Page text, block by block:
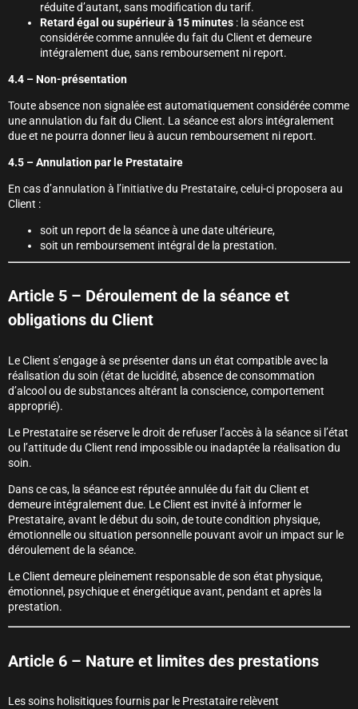
réduite d’autant, sans modification du tarif.
Retard égal ou supérieur à 15 minutes : la séance est
considérée comme annulée du fait du Client et demeure
intégralement due, sans remboursement ni report.
4.4 – Non-présentation
Toute absence non signalée est automatiquement considérée comme
une annulation du fait du Client. La séance est alors intégralement
due et ne pourra donner lieu à aucun remboursement ni report.
4.5 – Annulation par le Prestataire
En cas d’annulation à l’initiative du Prestataire, celui-ci proposera au
Client :
soit un report de la séance à une date ultérieure,
soit un remboursement intégral de la prestation.
Article 5 – Déroulement de la séance et
obligations du Client
Le Client s’engage à se présenter dans un état compatible avec la
réalisation du soin (état de lucidité, absence de consommation
d’alcool ou de substances altérant la conscience, comportement
approprié).
Le Prestataire se réserve le droit de refuser l’accès à la séance si l’état
ou l’attitude du Client rend impossible ou inadaptée la réalisation du
soin.
Dans ce cas, la séance est réputée annulée du fait du Client et
demeure intégralement due. Le Client est invité à informer le
Prestataire, avant le début du soin, de toute condition physique,
émotionnelle ou situation personnelle pouvant avoir un impact sur le
déroulement de la séance.
Le Client demeure pleinement responsable de son état physique,
émotionnel, psychique et énergétique avant, pendant et après la
prestation.
Article 6 – Nature et limites des prestations
Les soins holisitiques fournis par le Prestataire relèvent